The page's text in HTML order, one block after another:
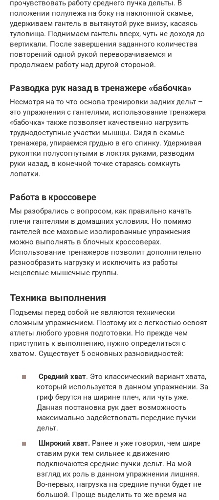
прочувствовать работу среднего пучка дельты. В
положении полулежа на боку на наклонной скамье,
удерживаем гантель в вытянутой руке внизу, касаясь
туловища. Поднимаем гантель вверх, чуть не доходя до
вертикали. После завершения заданного количества
повторений одной рукой переворачиваемся и
продолжаем работу над другой стороной.
Разводка рук назад в тренажере «бабочка»
Несмотря на то что основа тренировки задних дельт –
это упражнения с гантелями, использование тренажера
«бабочка» также позволяет качественно нагрузить
труднодоступные участки мышцы. Сидя в скамье
тренажера, упираемся грудью в его спинку. Удерживая
рукоятки полусогнутыми в локтях руками, разводим
руки назад, в конечной точке стараясь сомкнуть
лопатки.
Работа в кроссовере
Мы разобрались с вопросом, как правильно качать
плечи гантелями в домашних условиях. Но помимо
гантелей все маховые изолированные упражнения
можно выполнять в блочных кроссоверах.
Использование тренажеров позволит дополнительно
разнообразить нагрузку и исключить из работы
нецелевые мышечные группы.
Техника выполнения
Подъемы перед собой не являются технически
сложным упражнением. Поэтому их с легкостью освоят
атлеты любого уровня подготовки. Но прежде чем
приступить к выполнению, нужно определиться с
хватом. Существует 5 основных разновидностей:
Средний хват. Это классический вариант хвата,
который используется в данном упражнении. За
гриф берутся на ширине плеч, или чуть уже.
Данная постановка рук дает возможность
максимально задействовать передние пучки
дельт.
Широкий хват. Ранее я уже говорил, чем шире
ставим руки тем сильнее к движению
подключаются средние пучки дельт. На мой
взгляд их роль в данном упражнении лишняя.
Во-первых, нагрузка на средние пучки будет не
большой. Проще выделить то же время на